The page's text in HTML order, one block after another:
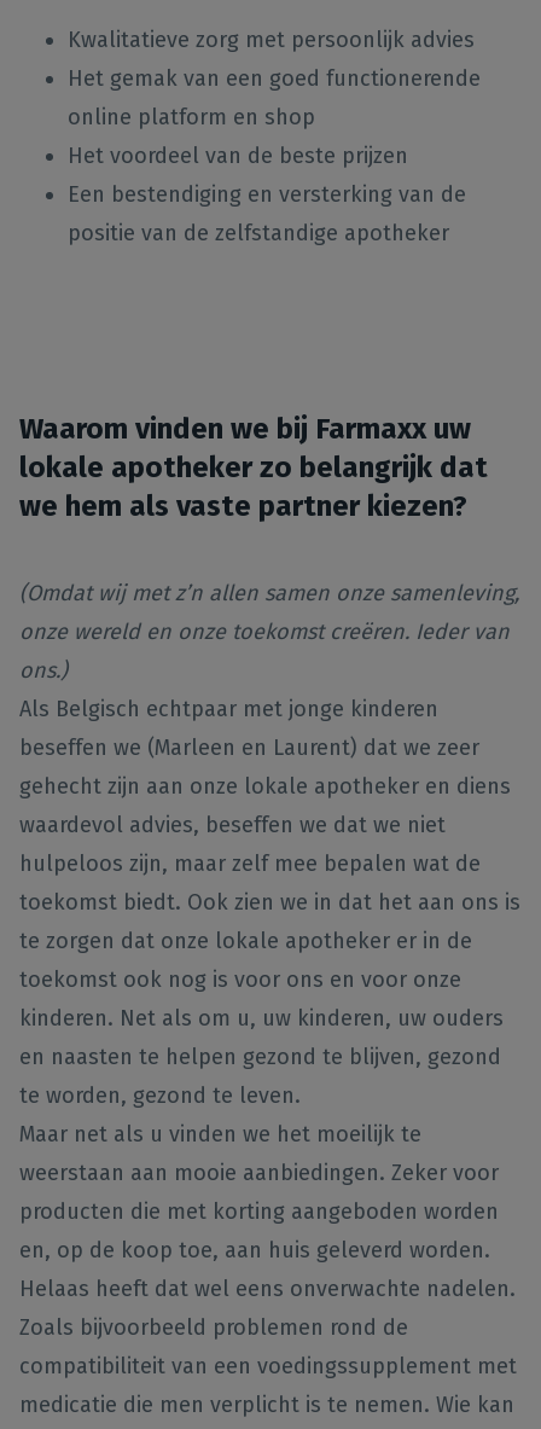
Kwalitatieve zorg met persoonlijk advies
Het gemak van een goed functionerende
online platform en shop
Het voordeel van de beste prijzen
Een bestendiging en versterking van de
positie van de zelfstandige apotheker
Waarom vinden we bij Farmaxx uw
lokale apotheker zo belangrijk dat
we hem als vaste partner kiezen?
(Omdat wij met z’n allen samen onze samenleving,
onze wereld en onze toekomst creëren. Ieder van
ons.)
Als Belgisch echtpaar met jonge kinderen
beseffen we (Marleen en Laurent) dat we zeer
gehecht zijn aan onze lokale apotheker en diens
waardevol advies, beseffen we dat we niet
hulpeloos zijn, maar zelf mee bepalen wat de
toekomst biedt. Ook zien we in dat het aan ons is
te zorgen dat onze lokale apotheker er in de
toekomst ook nog is voor ons en voor onze
kinderen. Net als om u, uw kinderen, uw ouders
en naasten te helpen gezond te blijven, gezond
te worden, gezond te leven.
Maar net als u vinden we het moeilijk te
weerstaan aan mooie aanbiedingen. Zeker voor
producten die met korting aangeboden worden
en, op de koop toe, aan huis geleverd worden.
Helaas heeft dat wel eens onverwachte nadelen.
Zoals bijvoorbeeld problemen rond de
compatibiliteit van een voedingssupplement met
medicatie die men verplicht is te nemen. Wie kan